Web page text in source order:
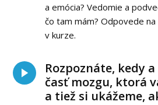
a emócia? Vedomie a
čo tam mám? Odpovede
v kurze.
Rozpoznáte, kedy
časť mozgu, ktorá
a tiež si ukážeme,